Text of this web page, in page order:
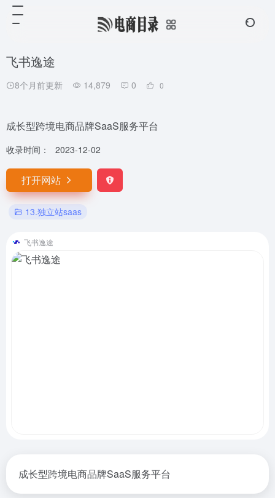
飞书逸途
8个月前更新 14,879 0 0
成长型跨境电商品牌SaaS服务平台
收录时间： 2023-12-02
打开网站
13.独立站saas
飞书逸途
成长型跨境电商品牌SaaS服务平台